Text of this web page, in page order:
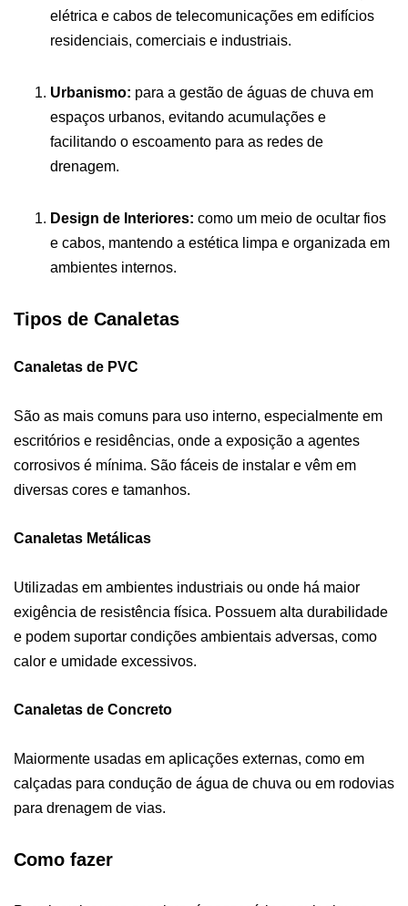
elétrica e cabos de telecomunicações em edifícios
residenciais, comerciais e industriais.
Urbanismo: para a gestão de águas de chuva em
espaços urbanos, evitando acumulações e
facilitando o escoamento para as redes de
drenagem.
Design de Interiores: como um meio de ocultar fios
e cabos, mantendo a estética limpa e organizada em
ambientes internos.
Tipos de Canaletas
Canaletas de PVC
São as mais comuns para uso interno, especialmente em
escritórios e residências, onde a exposição a agentes
corrosivos é mínima. São fáceis de instalar e vêm em
diversas cores e tamanhos.
Canaletas Metálicas
Utilizadas em ambientes industriais ou onde há maior
exigência de resistência física. Possuem alta durabilidade
e podem suportar condições ambientais adversas, como
calor e umidade excessivos.
Canaletas de Concreto
Maiormente usadas em aplicações externas, como em
calçadas para condução de água de chuva ou em rodovias
para drenagem de vias.
Como fazer